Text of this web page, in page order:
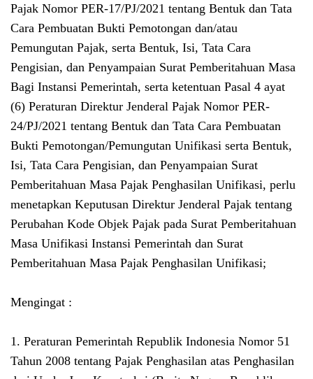
Pajak Nomor PER-17/PJ/2021 tentang Bentuk dan Tata
Cara Pembuatan Bukti Pemotongan dan/atau
Pemungutan Pajak, serta Bentuk, Isi, Tata Cara
Pengisian, dan Penyampaian Surat Pemberitahuan Masa
Bagi Instansi Pemerintah, serta ketentuan Pasal 4 ayat
(6) Peraturan Direktur Jenderal Pajak Nomor PER-
24/PJ/2021 tentang Bentuk dan Tata Cara Pembuatan
Bukti Pemotongan/Pemungutan Unifikasi serta Bentuk,
Isi, Tata Cara Pengisian, dan Penyampaian Surat
Pemberitahuan Masa Pajak Penghasilan Unifikasi, perlu
menetapkan Keputusan Direktur Jenderal Pajak tentang
Perubahan Kode Objek Pajak pada Surat Pemberitahuan
Masa Unifikasi Instansi Pemerintah dan Surat
Pemberitahuan Masa Pajak Penghasilan Unifikasi;
Mengingat :
1. Peraturan Pemerintah Republik Indonesia Nomor 51
Tahun 2008 tentang Pajak Penghasilan atas Penghasilan